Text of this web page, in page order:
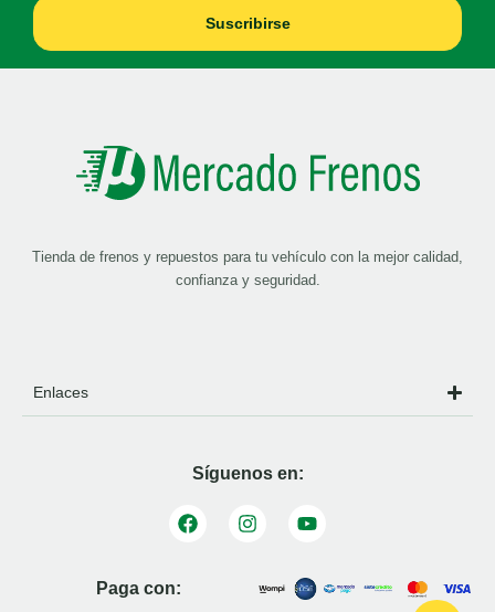
Suscribirse
Tienda de frenos y repuestos para tu vehículo con la mejor calidad,
confianza y seguridad.
Enlaces
Síguenos en:
Paga con: